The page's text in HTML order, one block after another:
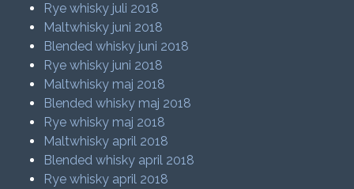
Rye whisky juli 2018
Maltwhisky juni 2018
Blended whisky juni 2018
Rye whisky juni 2018
Maltwhisky maj 2018
Blended whisky maj 2018
Rye whisky maj 2018
Maltwhisky april 2018
Blended whisky april 2018
Rye whisky april 2018